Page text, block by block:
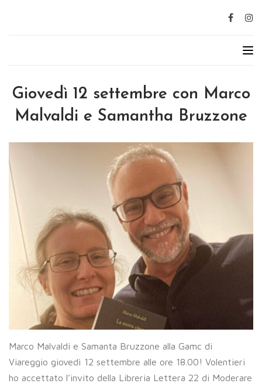
Giovedì 12 settembre con Marco
Malvaldi e Samantha Bruzzone
Marco Malvaldi e Samanta Bruzzone alla Gamc di
Viareggio giovedì 12 settembre alle ore 18.00! Volentieri
ho accettato l’invito della Libreria Lettera 22 di Moderare